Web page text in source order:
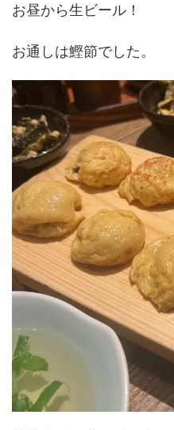
お昼から生ビール！
お通しは鰹節でした。